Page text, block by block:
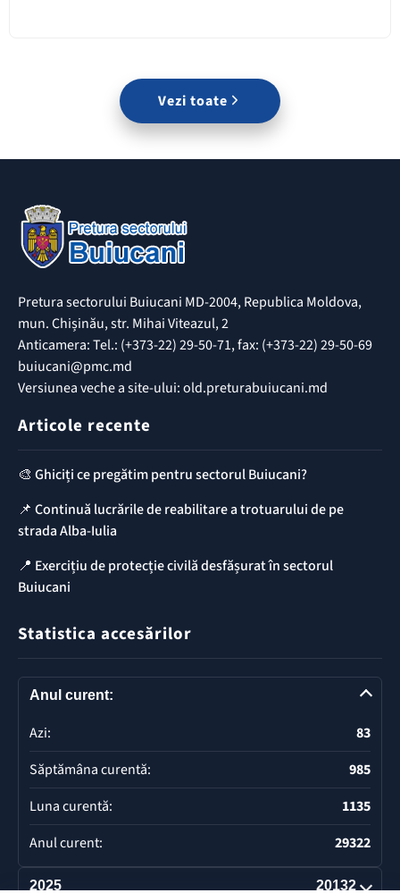
Vezi toate
Pretura sectorului Buiucani MD-2004, Republica Moldova,
mun. Chișinău, str. Mihai Viteazul, 2
Anticamera: Tel.: (+373-22) 29-50-71, fax: (+373-22) 29-50-69
buiucani@pmc.md
Versiunea veche a site-ului: old.preturabuiucani.md
Articole recente
🎨 Ghiciți ce pregătim pentru sectorul Buiucani?
📌 Continuă lucrările de reabilitare a trotuarului de pe
strada Alba-Iulia
📍 Exercițiu de protecție civilă desfășurat în sectorul
Buiucani
Statistica accesărilor
Anul curent:
Azi:
83
Săptămâna curentă:
985
Luna curentă:
1135
Anul curent:
29322
2025 20132